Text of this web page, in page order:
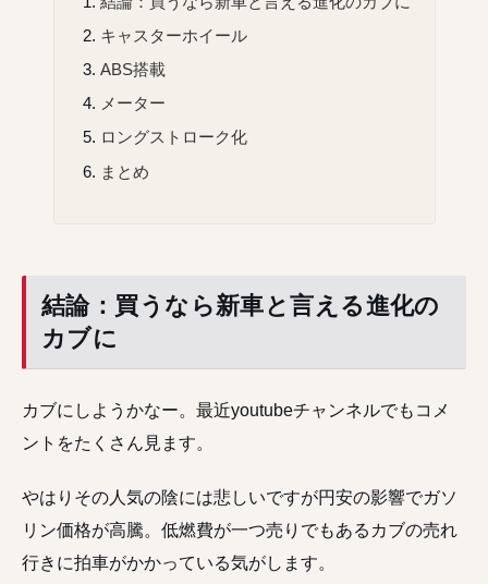
キャスターホイール
ABS搭載
メーター
ロングストローク化
まとめ
結論：買うなら新車と言える進化の
カブに
カブにしようかなー。最近youtubeチャンネルでもコメ
ントをたくさん見ます。
やはりその人気の陰には悲しいですが円安の影響でガソ
リン価格が高騰。低燃費が一つ売りでもあるカブの売れ
行きに拍車がかかっている気がします。